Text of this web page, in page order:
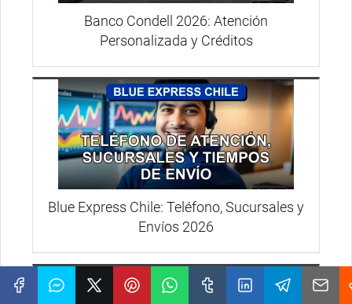
Banco Condell 2026: Atención
Personalizada y Créditos
Blue Express Chile: Teléfono, Sucursales y
Envíos 2026